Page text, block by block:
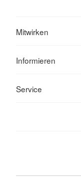
Mitwirken
Informieren
Service